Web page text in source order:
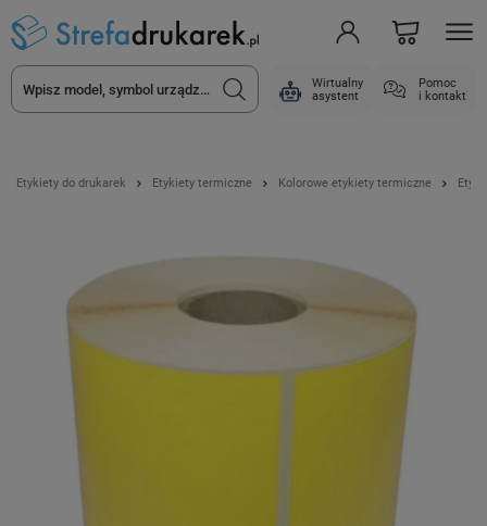
Wirtualny
asystent
Pomoc
i kontakt
Etykiety do drukarek Etykiety termiczne Kolorowe etykiety termiczne